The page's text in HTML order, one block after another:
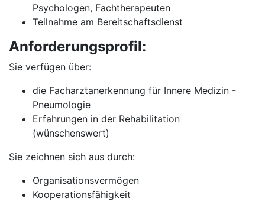
Psychologen, Fachtherapeuten
Teilnahme am Bereitschaftsdienst
Anforderungsprofil:
Sie verfügen über:
die Facharztanerkennung für Innere Medizin -
Pneumologie
Erfahrungen in der Rehabilitation
(wünschenswert)
Sie zeichnen sich aus durch:
Organisationsvermögen
Kooperationsfähigkeit